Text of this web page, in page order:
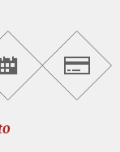
Encontrar<br>
eventos